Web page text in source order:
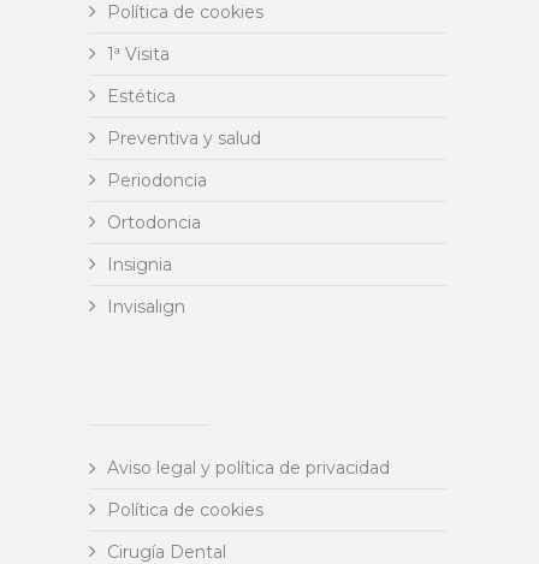
Política de cookies
1ª Visita
Estética
Preventiva y salud
Periodoncia
Ortodoncia
Insignia
Invisalign
Aviso legal y política de privacidad
Política de cookies
Cirugía Dental